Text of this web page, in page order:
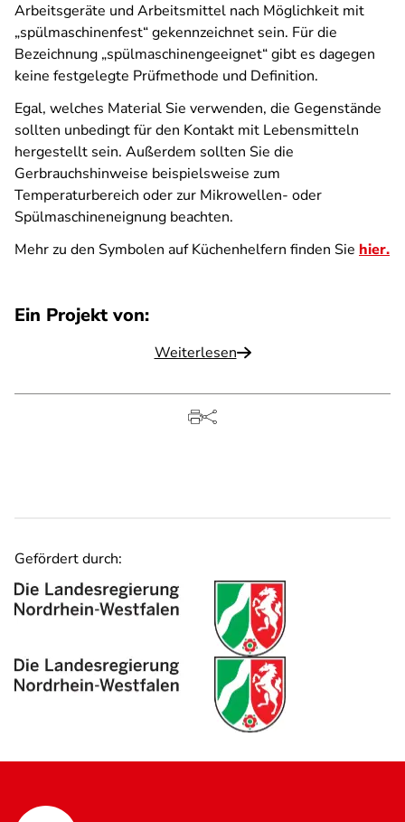
Arbeitsgeräte und Arbeitsmittel nach Möglichkeit mit
„spülmaschinenfest“ gekennzeichnet sein. Für die
Bezeichnung „spülmaschinengeeignet“ gibt es dagegen
keine festgelegte Prüfmethode und Definition.
Egal, welches Material Sie verwenden, die Gegenstände
sollten unbedingt für den Kontakt mit Lebensmitteln
hergestellt sein. Außerdem sollten Sie die
Gerbrauchshinweise beispielsweise zum
Temperaturbereich oder zur Mikrowellen- oder
Spülmaschineneignung beachten.
Mehr zu den Symbolen auf Küchenhelfern finden Sie hier.
Ein Projekt von:
Weiterlesen
Gefördert durch: